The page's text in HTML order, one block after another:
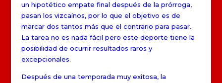
un hipotético empate final después de la prórroga,
pasan los vizcaínos, por lo que el objetivo es de
marcar dos tantos más que el contrario para pasar.
La tarea no es nada fácil pero este deporte tiene la
posibilidad de ocurrir resultados raros y
excepcionales.
Después de una temporada muy exitosa, la